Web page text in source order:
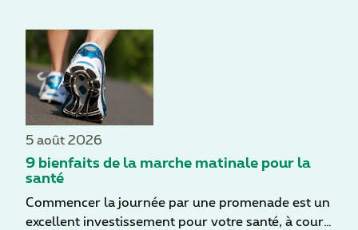
5 août 2026
9 bienfaits de la marche matinale pour la
santé
Commencer la journée par une promenade est un
excellent investissement pour votre santé, à court